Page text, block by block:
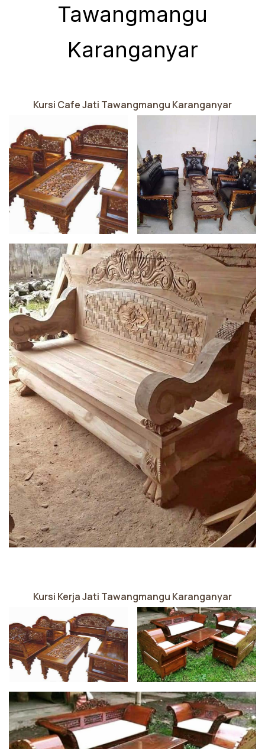
Tawangmangu
Karanganyar
Kursi Cafe Jati Tawangmangu Karanganyar
Kursi Kerja Jati Tawangmangu Karanganyar